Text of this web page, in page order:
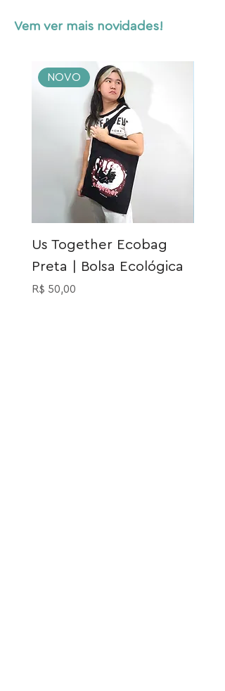
Vem ver mais novidades!
NOVO
Us Together Ecobag
Preta | Bolsa Ecológica
Preço
R$ 50,00